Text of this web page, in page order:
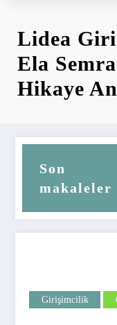
Lidea
Ela
Hikaye
Son
makaleler
Lidea Girişimlerinden
Özdem Çoban
Girişimcilik